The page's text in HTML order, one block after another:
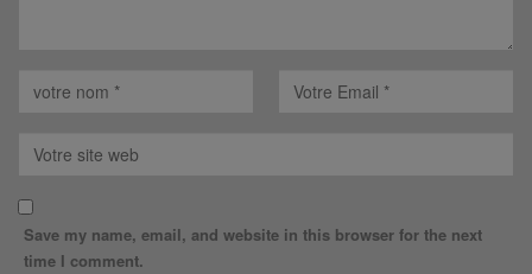
Save my name, email, and website in this browser for the next
time I comment.